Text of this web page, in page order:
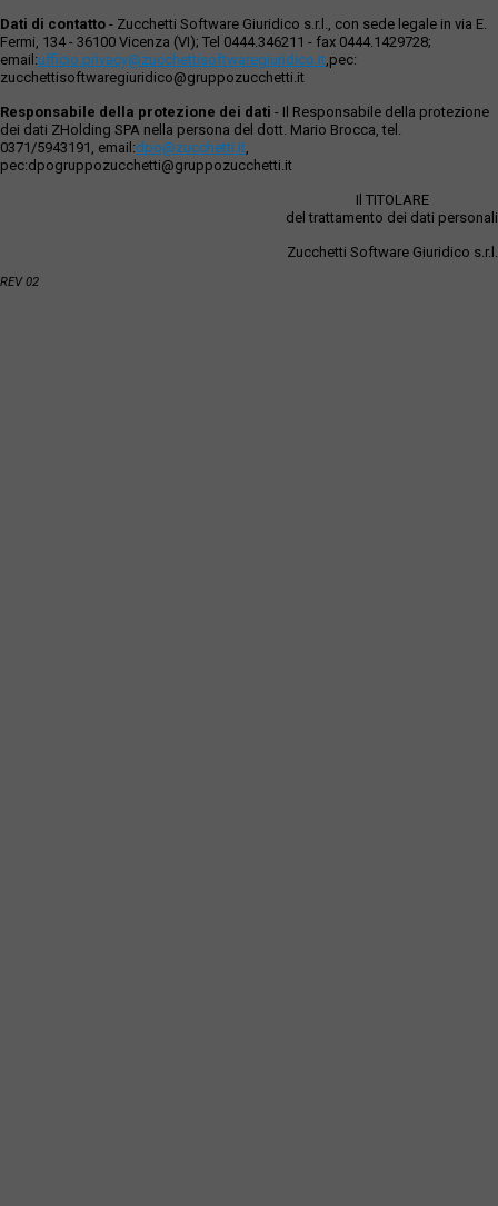
Dati di contatto - Zucchetti Software Giuridico s.r.l., con sede legale in via E.
Fermi, 134 - 36100 Vicenza (VI); Tel 0444.346211 - fax 0444.1429728;
email:ufficio.privacy@zucchettisoftwaregiuridico.it,pec:
zucchettisoftwaregiuridico@gruppozucchetti.it
Responsabile della protezione dei dati - Il Responsabile della protezione
dei dati ZHolding SPA nella persona del dott. Mario Brocca, tel.
0371/5943191, email:dpo@zucchetti.it,
pec:dpogruppozucchetti@gruppozucchetti.it
Il TITOLARE
del trattamento dei dati personali
Zucchetti Software Giuridico s.r.l.
REV 02